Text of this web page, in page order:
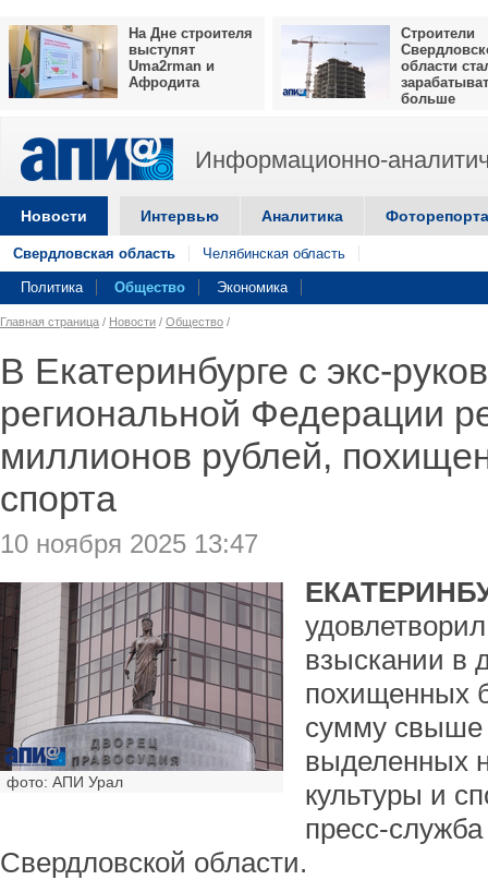
На Дне строителя
выступят
Uma2rman и
Афродита
Строители
области
больше
Информационно-
Новости Интервью Аналитика
Свердловская область Челябинская область
Политика Общество Экономика
Главная страница / Новости / Общество /
В Екатеринбурге с экс-
региональной Федерации
миллионов рублей,
спорта
10 ноября 2025 13:47
фото: АПИ Урал
взыскании в
похищенных
сумму свыше
выделенных
культуры и
пресс-
Свердловской области.